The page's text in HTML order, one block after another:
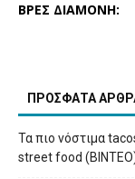
ΒΡΕΣ ΔΙΑΜΟΝΗ:
ΠΡΟΣΦΑΤΑ
Τα πιο νόστιμα
street food